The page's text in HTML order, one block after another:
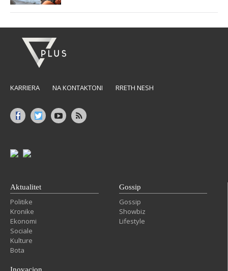
KARRIERA NA KONTAKTONI RRETH NESH
Aktualitet
Politike
Kronike
Ekonomi
Sociale
Kulture
Bota
Gossip
Gossip
Showbiz
Lifestyle